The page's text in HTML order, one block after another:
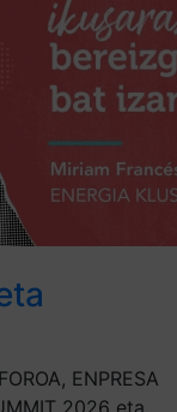
ENPRESA
2026 eta